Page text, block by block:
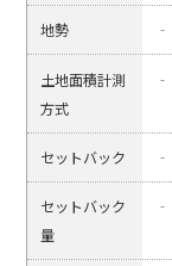
地勢 ‐
土地面積計測
方式
‐
セットバック ‐
セットバック
量
‐